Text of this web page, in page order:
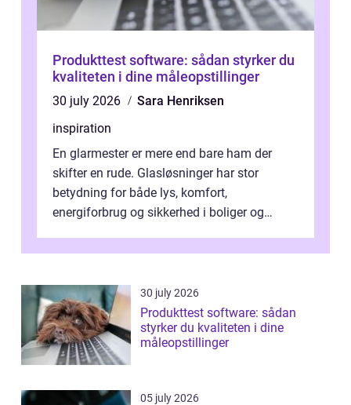
Produkttest software: sådan styrker du
kvaliteten i dine måleopstillinger
30 july 2026
Sara Henriksen
inspiration
En glarmester er mere end bare ham der
skifter en rude. Glasløsninger har stor
betydning for både lys, komfort,
energiforbrug og sikkerhed i boliger og
30 july 2026
Produkttest software: sådan
styrker du kvaliteten i dine
måleopstillinger
05 july 2026